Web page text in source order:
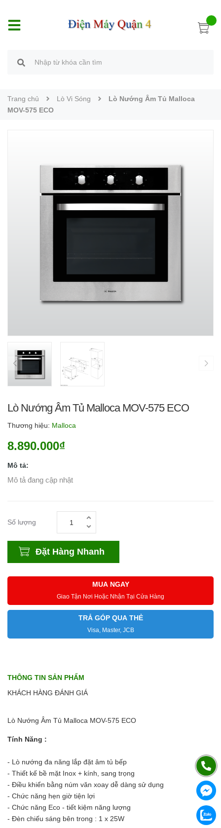
Trang chủ Lò Vi Sóng
Lò Nướng Âm Tủ Malloca
MOV-575 ECO
Lò Nướng Âm Tủ Malloca MOV-575 ECO
Thương hiệu: Malloca
8.890.000₫
Mô tả:
Mô tả đang cập nhật
Số lượng
Đặt Hàng Nhanh
MUA NGAY
Giao Tận Nơi Hoặc Nhận Tại Cửa Hàng
TRẢ GÓP QUA THẺ
Visa, Master, JCB
THÔNG TIN SẢN PHẨM
KHÁCH HÀNG ĐÁNH GIÁ
Lò Nướng Âm Tủ Malloca MOV-575 ECO
Tính Năng :
- Lò nướng đa năng lắp đặt âm tủ bếp
- Thiết kế bề mặt Inox + kính, sang trọng
- Điều khiển bằng núm văn xoay dễ dàng sử dụng
- Chức năng hẹn giờ tiện lợi
- Chức năng Eco - tiết kiệm năng lượng
- Đèn chiếu sáng bên trong : 1 x 25W